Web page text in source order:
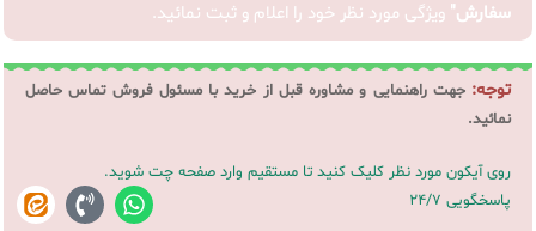
سفارش" ویژگی مورد نظر خود را اعلام و ثبت نمائید.
توجه:جهت راهنمایی و مشاوره قبل از خرید با مسئول فروش تماس حاصل
نمائید.
روی آیکون مورد نظر کلیک کنید تا مستقیم وارد صفحه چت شوید.
پاسخگویی 24/7